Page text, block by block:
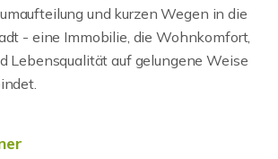
und kurzen Wegen in die
- eine Immobilie, die Wohnkomfort,
Lebensqualität auf gelungene Weise